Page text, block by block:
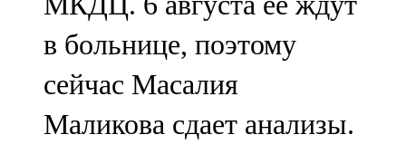
Шәмәрдән
102,3 FM
Яңа чишмә
107,0 FM
в больнице, поэтому
сейчас Масалия
Маликова сдает анализы.